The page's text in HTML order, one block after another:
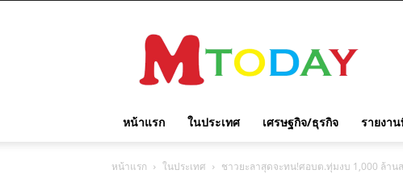
TODAY
หน้าแรก ในประเทศ เศรษฐกิจ/ธุรกิจ รายงา
หน้าแรก ในประเทศ ชาวยะลาสุดจะทน!ศอบต.ทุ่มงบ 1,000 ล้าน